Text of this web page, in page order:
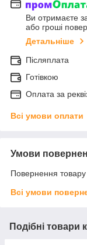
Ви отримаєте
або гроші
Детальніше
Післяплата
Готівкою
Оплата за
Всі умови оплати
Умови
Повернення
Всі умови
Подібні товари